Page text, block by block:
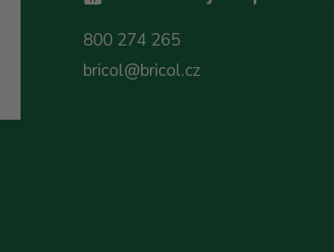
800 274 265
bricol@bricol.cz